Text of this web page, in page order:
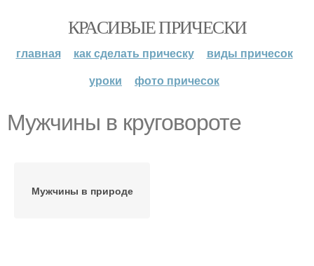
КРАСИВЫЕ ПРИЧЕСКИ
главная как сделать прическу
виды причесок
уроки
фото причесок
Мужчины в круговороте
Мужчины в природе